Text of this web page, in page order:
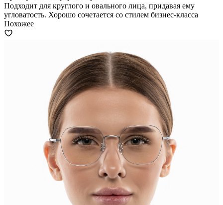
Подходит для круглого и овального лица, придавая ему
угловатость. Хорошо сочетается со стилем бизнес-класса
Похожее